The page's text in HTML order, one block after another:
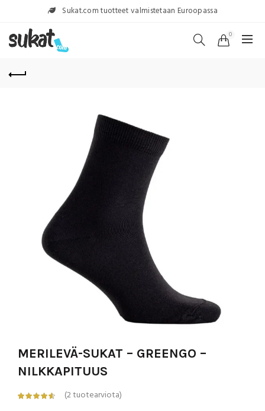
Sukat.com tuotteet valmistetaan Euroopassa
0
MERILEVÄ-SUKAT – GREENGO –
NILKKAPITUUS
(2tuotearviota)